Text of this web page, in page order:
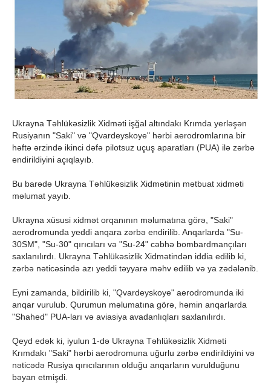
Ukrayna Təhlükəsizlik Xidməti işğal altındakı Krımda yerləşən
Rusiyanın "Saki" və "Qvardeyskoye" hərbi aerodromlarına bir
həftə ərzində ikinci dəfə pilotsuz uçuş aparatları (PUA) ilə zərbə
endirildiyini açıqlayıb.
Bu barədə Ukrayna Təhlükəsizlik Xidmətinin mətbuat xidməti
məlumat yayıb.
Ukrayna xüsusi xidmət orqanının məlumatına görə, "Saki"
aerodromunda yeddi anqara zərbə endirilib. Anqarlarda "Su-
30SM", "Su-30" qırıcıları və "Su-24" cəbhə bombardmançıları
saxlanılırdı. Ukrayna Təhlükəsizlik Xidmətindən iddia edilib ki,
zərbə nəticəsində azı yeddi təyyarə məhv edilib və ya zədələnib.
Eyni zamanda, bildirilib ki, "Qvardeyskoye" aerodromunda iki
anqar vurulub. Qurumun məlumatına görə, həmin anqarlarda
"Shahed" PUA-ları və aviasiya avadanlıqları saxlanılırdı.
Qeyd edək ki, iyulun 1-də Ukrayna Təhlükəsizlik Xidməti
Krımdakı "Saki" hərbi aerodromuna uğurlu zərbə endirildiyini və
nəticədə Rusiya qırıcılarının olduğu anqarların vurulduğunu
bəyan etmişdi.